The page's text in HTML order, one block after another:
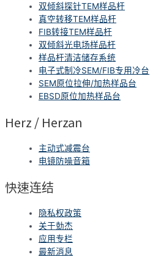
双倾斜探针TEM样品杆
真空转移TEM样品杆
FIB转接TEM样品杆
双倾斜光电场样品杆
样品杆清洁储存系统
电子式制冷SEM/FIB专用冷台
SEM原位拉伸/加热样品台
EBSD原位加热样品台
Herz / Herzan
主动式减震台
电镜防噪音箱
快速连结
隐私权政策
关于勀杰
应用专栏
最新消息